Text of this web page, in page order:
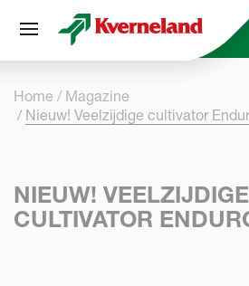
Skip
Home
Magazine
Nieuw! Veelzijdige cultivator
NIEUW! VEELZIJDIGE
CULTIVATOR
Cookies beheer paneel